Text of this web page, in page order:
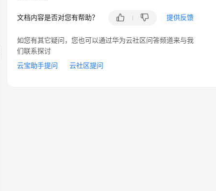
文档内容是否对您有帮助？ 提供反馈
如您有其它疑问，您也可以通过华为云社区问答频道来与我
们联系探讨
云宝助手提问
云社区提问